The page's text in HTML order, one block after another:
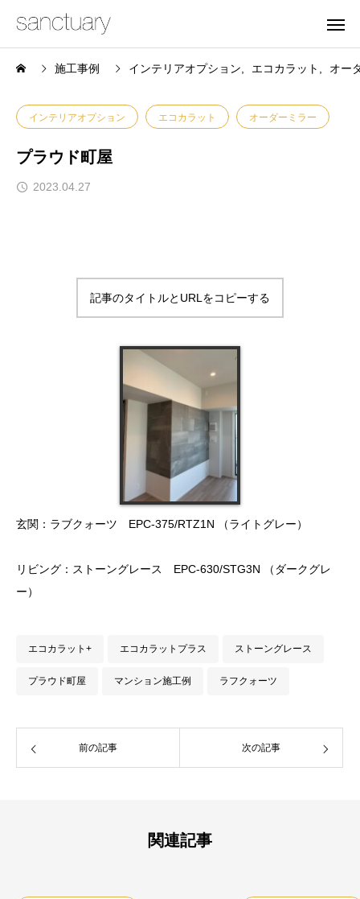
施工事例 インテリアオプション エコカラット オー
インテリアオプション エコカラット オーダーミラー
プラウド町屋
2023.04.27
記事のタイトルとURLをコピーする
玄関：ラブクォーツ EPC-375/RTZ1N （ライトグレー）
リビング：ストーングレース EPC-630/STG3N （ダークグレ
ー）
エコカラット+ エコカラットプラス ストーングレース
プラウド町屋 マンション施工例 ラフクォーツ
前の記事 次の記事
関連記事